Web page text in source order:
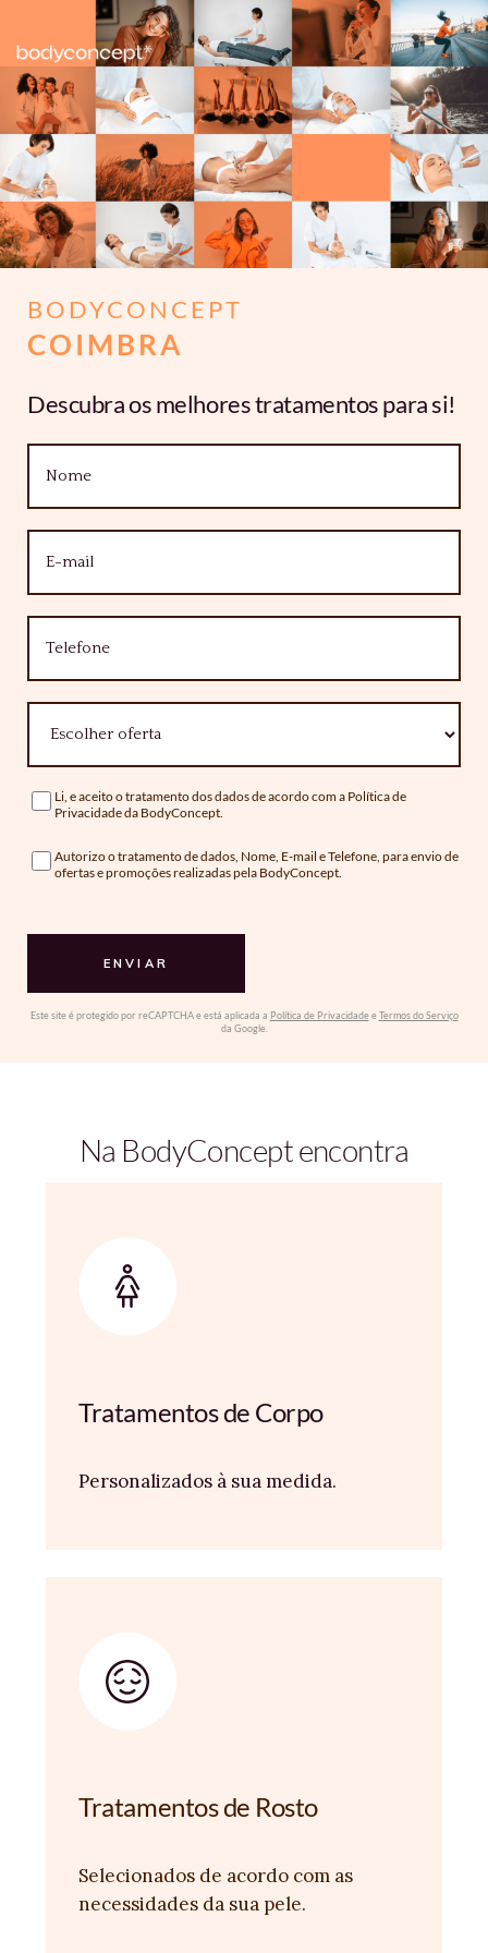
BODYCONCEPT
COIMBRA
Descubra os melhores tratamentos para si!
Consentimento
Li, e aceito o tratamento dos dados de acordo com a Política de
Privacidadeda BodyConcept.
Consentimento
Autorizo o tratamento de dados, Nome, E-mail e Telefone, para envio de
ofertas e promoções realizadas pela BodyConcept.
Este site é protegido por reCAPTCHA e está aplicada a Política de PrivacidadeeTermos do Serviço
da Google.
Na BodyConcept encontra
Tratamentos de Corpo
Personalizados à sua medida.
Tratamentos de Rosto
Selecionados de acordo com as
necessidades da sua pele.